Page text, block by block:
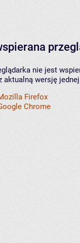
nie jest
aktualną wersję
Firefox
Chrome